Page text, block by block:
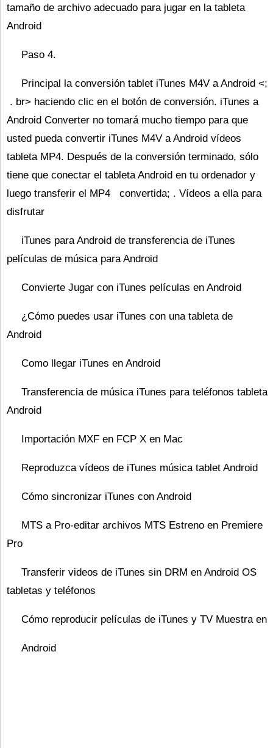
tamaño de archivo adecuado para jugar en la tableta
Android
Paso 4.
Principal la conversión tablet iTunes M4V a Android <;
. br> haciendo clic en el botón de conversión. iTunes a
Android Converter no tomará mucho tiempo para que
usted pueda convertir iTunes M4V a Android vídeos
tableta MP4. Después de la conversión terminado, sólo
tiene que conectar el tableta Android en tu ordenador y
luego transferir el MP4 convertida; . Vídeos a ella para
disfrutar
iTunes para Android de transferencia de iTunes
películas de música para Android
Convierte Jugar con iTunes películas en Android
¿Cómo puedes usar iTunes con una tableta de
Android
Como llegar iTunes en Android
Transferencia de música iTunes para teléfonos tableta
Android
Importación MXF en FCP X en Mac
Reproduzca vídeos de iTunes música tablet Android
Cómo sincronizar iTunes con Android
MTS a Pro-editar archivos MTS Estreno en Premiere
Pro
Transferir videos de iTunes sin DRM en Android OS
tabletas y teléfonos
Cómo reproducir películas de iTunes y TV Muestra en
Android